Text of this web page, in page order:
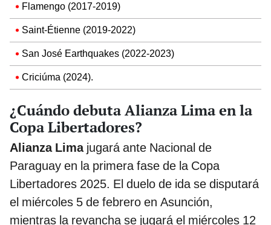
Flamengo (2017-2019)
Saint-Étienne (2019-2022)
San José Earthquakes (2022-2023)
Criciúma (2024).
¿Cuándo debuta Alianza Lima en la
Copa Libertadores?
Alianza Limajugará ante Nacional de
Paraguay en la primera fase de la Copa
Libertadores 2025. El duelo de ida se disputará
el miércoles 5 de febrero en Asunción,
mientras la revancha se jugará el miércoles 12